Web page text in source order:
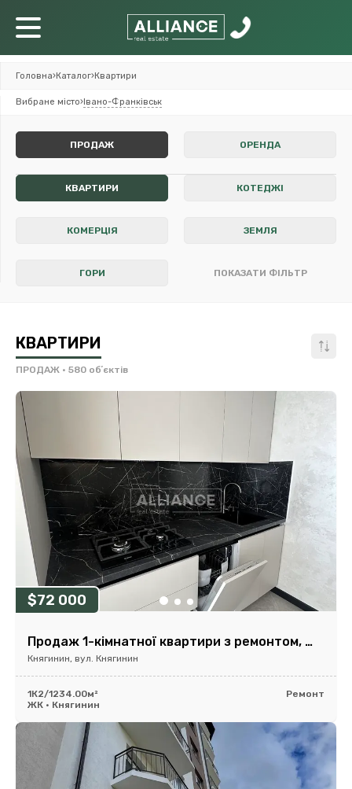
Головна›Каталог›Квартири
Вибране місто›Івано-Франківськ
ПРОДАЖ ОРЕНДА
КВАРТИРИ КОТЕДЖІ
КОМЕРЦІЯ ЗЕМЛЯ
ГОРИ ПОКАЗАТИ ФІЛЬТР
КВАРТИРИ
ПРОДАЖ • 580 обʼєктів
$72 000
Продаж 1-кімнатної квартири з ремонтом, ЖК Княгинин
Княгинин, вул. Княгинин
1К2/1234.00м²
Ремонт
ЖК • Княгинин